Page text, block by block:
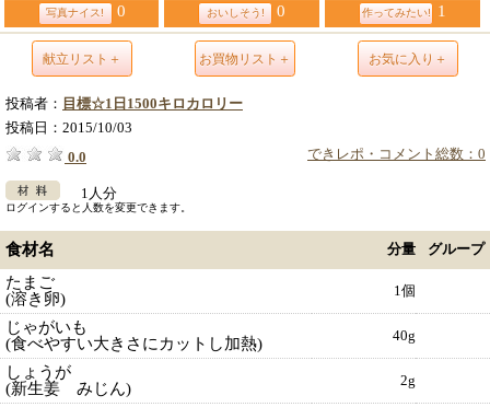
写真ナイス! 0 おいしそう! 0 作ってみたい! 1
献立リスト＋ お買物リスト＋ お気に入り＋
投稿者： 目標☆1日1500キロカロリー
投稿日： 2015/10/03
できレポ・コメント総数：0
0.0
1人分
ログインすると人数を変更できます。
食材名 分量 グループ
たまご
(溶き卵)
1個
じゃがいも
(食べやすい大きさにカットし加熱)
40g
しょうが
(新生姜 みじん)
2g